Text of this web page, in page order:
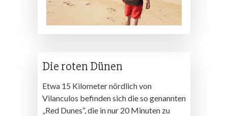
Die roten Dünen
Etwa 15 Kilometer nördlich von
Vilanculos befinden sich die so genannten
„Red Dunes“, die in nur 20 Minuten zu